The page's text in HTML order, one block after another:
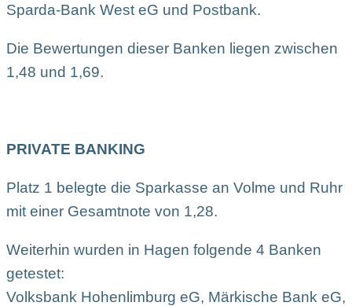
Sparda-Bank West eG und Postbank.
Die Bewertungen dieser Banken liegen zwischen
1,48 und 1,69.
PRIVATE BANKING
Platz 1 belegte die Sparkasse an Volme und Ruhr
mit einer Gesamtnote von 1,28.
Weiterhin wurden in Hagen folgende 4 Banken
getestet:
Volksbank Hohenlimburg eG, Märkische Bank eG,